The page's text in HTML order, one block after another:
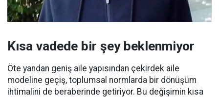
Kısa vadede bir şey beklenmiyor
Öte yandan geniş aile yapısından çekirdek aile
modeline geçiş, toplumsal normlarda bir dönüşüm
ihtimalini de beraberinde getiriyor. Bu değişimin kısa